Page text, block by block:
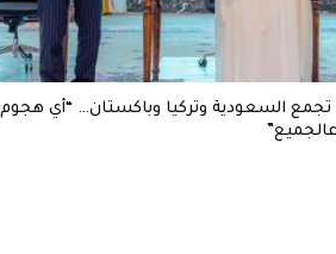
السعودية وتركيا وباكستان… “أي هجوم